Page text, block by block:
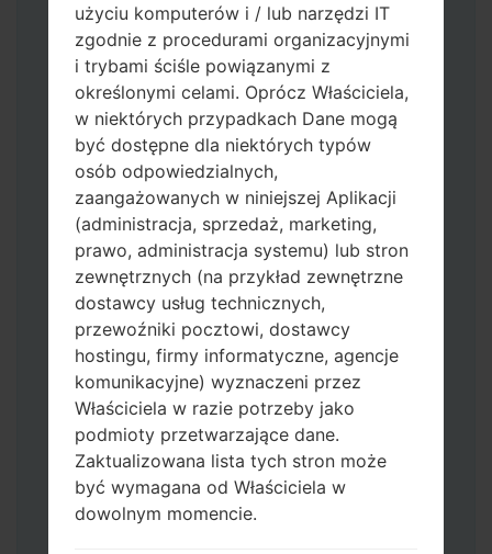
Pobierz na swój komputer najnowszą
wersjęOdin 3.
Następnie wyodrębnij plik
oprogramowania układowego.
Powinieneś otrzymać 1 plik (jeśli 1 plik
wybierz tutaj) lub 5 plików (jeśli 5 plików
wybierz tutaj):
AP: "System & Recovery"
CP: "Modem & Radio"
CSC_***: "Country & Region & Operator"
HOME_CSC_***: "Country & Region &
Operator"
Dodaj wszystkie pliki w Odin 3.
użyciu komputerów i / lub narzędzi IT
zgodnie z procedurami organizacyjnymi
i trybami ściśle powiązanymi z
określonymi celami. Oprócz Właściciela,
w niektórych przypadkach Dane mogą
być dostępne dla niektórych typów
osób odpowiedzialnych,
zaangażowanych w niniejszej Aplikacji
(administracja, sprzedaż, marketing,
prawo, administracja systemu) lub stron
zewnętrznych (na przykład zewnętrzne
dostawcy usług technicznych,
przewoźniki pocztowi, dostawcy
hostingu, firmy informatyczne, agencje
komunikacyjne) wyznaczeni przez
Właściciela w razie potrzeby jako
podmioty przetwarzające dane.
Zaktualizowana lista tych stron może
być wymagana od Właściciela w
dowolnym momencie.